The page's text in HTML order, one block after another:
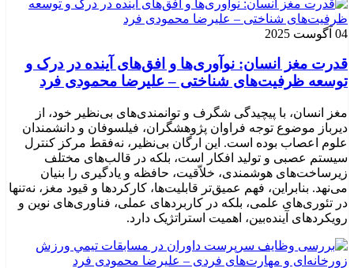
04 آگوست 2025
قدرت مغز انسان: نوآوری‌ها و افق‌های آینده در درک و
توسعه ظرفیت‌های شناختی – علیرضا محمودی فرد
مغز انسان، با پیچیدگی شگرف و توانمندی‌های بی‌نظیر خود، از
دیرباز موضوع توجه فراوان پژوهشگران، فیلسوفان و دانشمندان
علوم اعصاب بوده است. این ارگان بی‌نظیر، نه‌فقط مرکز کنترل
سیستم عصبی و تولید افکار است، بلکه در قالب‌های مختلف
زیرساخت‌های هوشمندی، خلاّقیت، حافظه و یادگیری را بنیان
می‌نهد. بنابراین، فهم عمیق‌تر قابلیت‌ها، کارکردها و قیود مغز، نه‌تنها
در تئوری‌های علمی، بلکه در کاربردهای عملی، فناوری‌های نوین و
رویکردهای آینده‌بین، اهمیت استراتژیک دارد.